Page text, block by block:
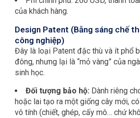
của khách hàng.
Design Patent (Bằng sáng chế
công nghiệp)
Đây là loại Patent đặc thù và ít phổ
đông, nhưng lại là “mỏ vàng” của
sinh học.
Đối tượng bảo hộ: Dành riêng
hoặc lai tạo ra một giống cây mới,
vô tính (chiết, ghép, cấy mô… chứ